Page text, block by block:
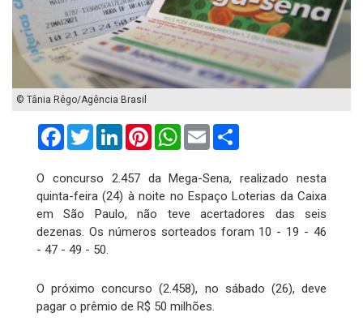
© Tânia Rêgo/Agência Brasil
FacebookTwitterLinkedInPinterestWhatsApp
Email
O concurso 2.457 da Mega-Sena, realizado nesta
quinta-feira (24) à noite no Espaço Loterias da Caixa
em São Paulo, não teve acertadores das seis
dezenas. Os números sorteados foram 10 - 19 - 46
- 47 - 49 - 50.
O próximo concurso (2.458), no sábado (26), deve
pagar o prêmio de R$ 50 milhões.